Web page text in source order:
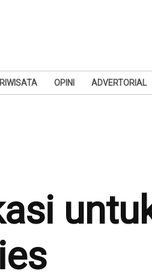
OPINI ADVERTORIAL